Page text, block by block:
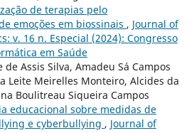
de terapias pelo
emoções em biossinais , Journal of
v. 16 n. Especial (2024): Congresso
em Saúde
de Assis Silva, Amadeu Sá Campos
Leite Meirelles Monteiro, Alcides da
Boulitreau Siqueira Campos
educacional sobre medidas de
e cyberbullying , Journal of